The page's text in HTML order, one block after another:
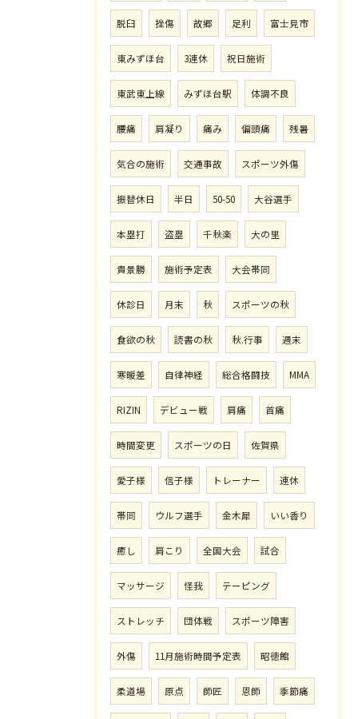
脱臼 挫傷 故郷 足利 富士見市
東みずほ台 3連休 祝日施術
東武東上線 みずほ台駅 体調不良
腰痛 肩凝り 痛み 偏頭痛 残暑
気合の施術 交通事故 スポーツ外傷
振替休日 半日 50-50 大谷選手
本塁打 盗塁 千秋楽 大の里
貴景勝 施術予定表 大会帯同
休診日 月末 秋 スポーツの秋
食欲の秋 読書の秋 秋.行事 週末
寒暖差 自律神経 総合格闘技 MMA
RIZIN デビュー戦 肩痛 首痛
時間変更 スポーツの日 佐賀県
愛子様 信子様 トレーナー 連休
帯同 ウルフ選手 金木犀 いい香り
癒し 肩こり 全国大会 試合
マッサージ 怪我 テーピング
ストレッチ 団体戦 スポーツ障害
外傷 11月施術時間予定表 昭徳館
柔道場 原点 師匠 恩師 季節痛